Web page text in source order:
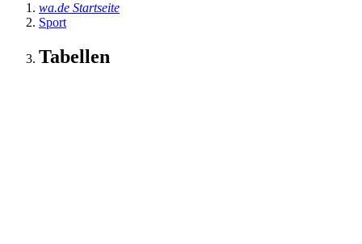
wa.de Startseite
Sport
Tabellen